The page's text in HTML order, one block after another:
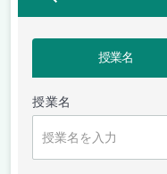
授業名
授業名